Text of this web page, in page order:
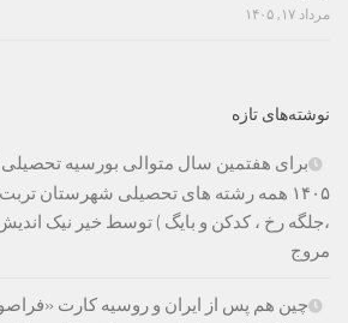
مرداد ۱۷, ۱۴۰۵
نوشته‌های تازه
برای هفتمین سال متوالی بورسیه
۱۴۰۵ همه رشته های تحصیلی شهرستان
،جلگه رخ ، کدکن و بایگ ) توسط خیر نیک
مروج
چین هم پس از ایران و روسیه کارت